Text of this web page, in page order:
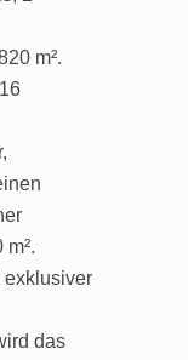
m².
exklusiver
das